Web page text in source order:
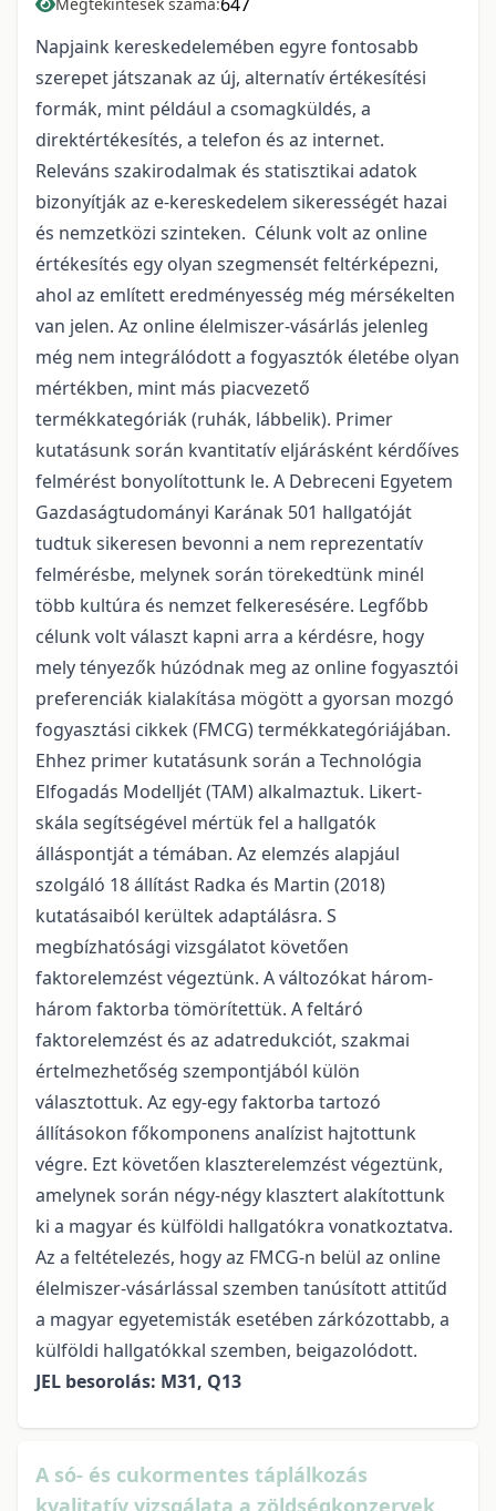
Napjaink kereskedelemében egyre fontosabb
szerepet játszanak az új, alternatív értékesítési
formák, mint például a csomagküldés, a
direktértékesítés, a telefon és az internet.
Releváns szakirodalmak és statisztikai adatok
bizonyítják az e-kereskedelem sikerességét hazai
és nemzetközi szinteken. Célunk volt az online
értékesítés egy olyan szegmensét feltérképezni,
ahol az említett eredményesség még mérsékelten
van jelen. Az online élelmiszer-vásárlás jelenleg
még nem integrálódott a fogyasztók életébe olyan
mértékben, mint más piacvezető
termékkategóriák (ruhák, lábbelik). Primer
kutatásunk során kvantitatív eljárásként kérdőíves
felmérést bonyolítottunk le. A Debreceni Egyetem
Gazdaságtudományi Karának 501 hallgatóját
tudtuk sikeresen bevonni a nem reprezentatív
felmérésbe, melynek során törekedtünk minél
több kultúra és nemzet felkeresésére. Legfőbb
célunk volt választ kapni arra a kérdésre, hogy
mely tényezők húzódnak meg az online fogyasztói
preferenciák kialakítása mögött a gyorsan mozgó
fogyasztási cikkek (FMCG) termékkategóriájában.
Ehhez primer kutatásunk során a Technológia
Elfogadás Modelljét (TAM) alkalmaztuk. Likert-
skála segítségével mértük fel a hallgatók
álláspontját a témában. Az elemzés alapjául
szolgáló 18 állítást Radka és Martin (2018)
kutatásaiból kerültek adaptálásra. S
megbízhatósági vizsgálatot követően
faktorelemzést végeztünk. A változókat három-
három faktorba tömörítettük. A feltáró
faktorelemzést és az adatredukciót, szakmai
értelmezhetőség szempontjából külön
választottuk. Az egy-egy faktorba tartozó
állításokon főkomponens analízist hajtottunk
végre. Ezt követően klaszterelemzést végeztünk,
amelynek során négy-négy klasztert alakítottunk
ki a magyar és külföldi hallgatókra vonatkoztatva.
Az a feltételezés, hogy az FMCG-n belül az online
élelmiszer-vásárlással szemben tanúsított attitűd
a magyar egyetemisták esetében zárkózottabb, a
külföldi hallgatókkal szemben, beigazolódott.
JEL besorolás: M31, Q13
A só- és cukormentes táplálkozás